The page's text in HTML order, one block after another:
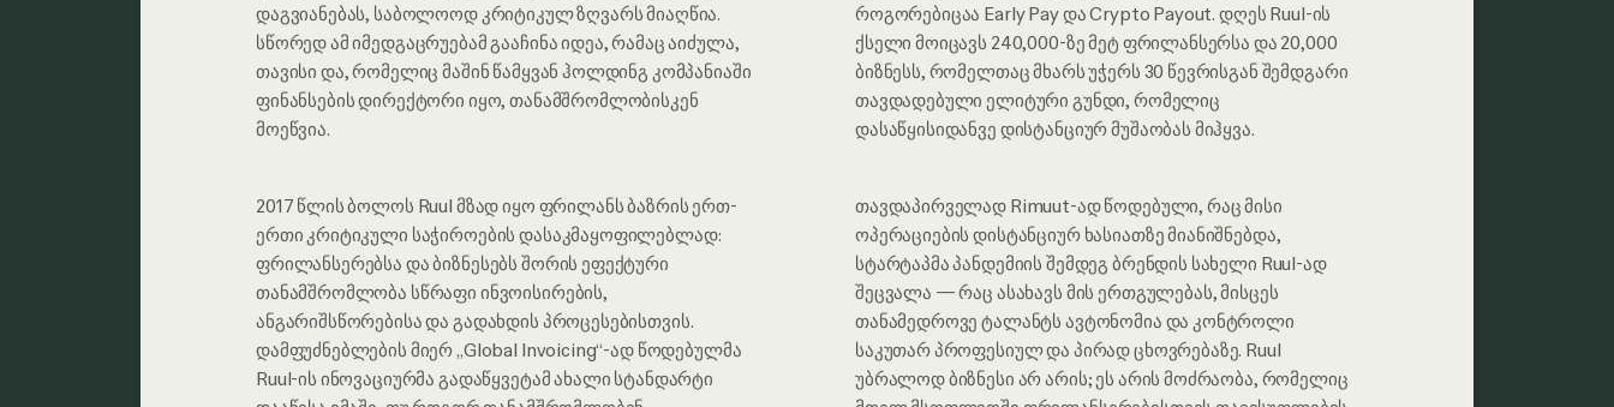
დაგვიანებას, საბოლოოდ კრიტიკულ ზღვარს მიაღწია.
სწორედ ამ იმედგაცრუებამ გააჩინა იდეა, რამაც აიძულა,
თავისი და, რომელიც მაშინ წამყვან ჰოლდინგ კომპანიაში
ფინანსების დირექტორი იყო, თანამშრომლობისკენ
მოეწვია.
2017 წლის ბოლოს Ruul მზად იყო ფრილანს ბაზრის ერთ-
ერთი კრიტიკული საჭიროების დასაკმაყოფილებლად:
ფრილანსერებსა და ბიზნესებს შორის ეფექტური
თანამშრომლობა სწრაფი ინვოისირების,
ანგარიშსწორებისა და გადახდის პროცესებისთვის.
დამფუძნებლების მიერ „Global Invoicing“-ად წოდებულმა
Ruul-ის ინოვაციურმა გადაწყვეტამ ახალი სტანდარტი
როგორებიცაა Early Pay და Crypto Payout. დღეს Ruul-ის
ქსელი მოიცავს 240,000-ზე მეტ ფრილანსერსა და 20,000
ბიზნესს, რომელთაც მხარს უჭერს 30 წევრისგან შემდგარი
თავდადებული ელიტური გუნდი, რომელიც
დასაწყისიდანვე დისტანციურ მუშაობას მიჰყვა.
თავდაპირველად Rimuut-ად წოდებული, რაც მისი
ოპერაციების დისტანციურ ხასიათზე მიანიშნებდა,
სტარტაპმა პანდემიის შემდეგ ბრენდის სახელი Ruul-ად
შეცვალა — რაც ასახავს მის ერთგულებას, მისცეს
თანამედროვე ტალანტს ავტონომია და კონტროლი
საკუთარ პროფესიულ და პირად ცხოვრებაზე. Ruul
უბრალოდ ბიზნესი არ არის; ეს არის მოძრაობა, რომელიც